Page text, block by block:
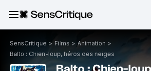
SensCritique > Films > Animation >
Balto : Chien-loup, héros des neiges